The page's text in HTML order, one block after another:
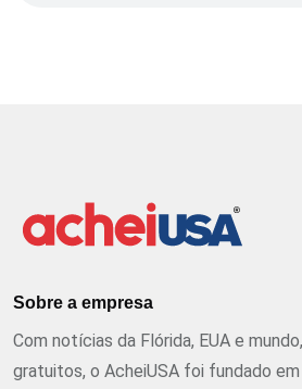
Sobre a empresa
Com notícias da Flórida, EUA e
gratuitos, o AcheiUSA foi fundado